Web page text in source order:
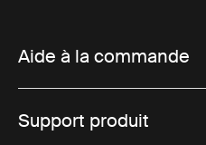
Aide à la commande
Support produit